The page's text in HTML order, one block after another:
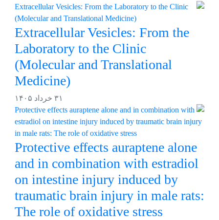
Extracellular Vesicles: From the
Laboratory to the Clinic
(Molecular and Translational
Medicine)
۳۱ خرداد ۱۴۰۵
Protective effects auraptene alone
and in combination with estradiol
on intestine injury induced by
traumatic brain injury in male rats:
The role of oxidative stress